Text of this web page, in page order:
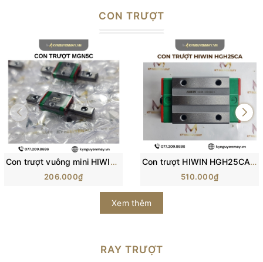
CON TRƯỢT
Con trượt vuông mini HIWIN MGN-C | Block trượt MGN5C, MGN7C, MGN12C
206.000₫
Con trượt HIWIN HGH25CA/ H25C/ HG25 (84x48x40mm)
510.000₫
Xem thêm
RAY TRƯỢT